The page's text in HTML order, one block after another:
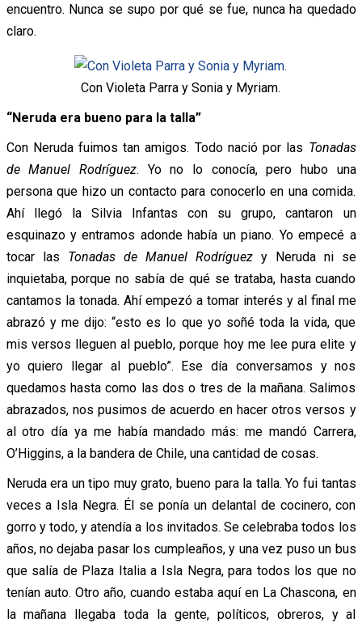
encuentro. Nunca se supo por qué se fue, nunca ha quedado
claro.
Con Violeta Parra y Sonia y Myriam.
“Neruda era bueno para la talla”
Con Neruda fuimos tan amigos. Todo nació por las Tonadas
de Manuel Rodríguez. Yo no lo conocía, pero hubo una
persona que hizo un contacto para conocerlo en una comida.
Ahí llegó la Silvia Infantas con su grupo, cantaron un
esquinazo y entramos adonde había un piano. Yo empecé a
tocar las Tonadas de Manuel Rodríguez y Neruda ni se
inquietaba, porque no sabía de qué se trataba, hasta cuando
cantamos la tonada. Ahí empezó a tomar interés y al final me
abrazó y me dijo: “esto es lo que yo soñé toda la vida, que
mis versos lleguen al pueblo, porque hoy me lee pura elite y
yo quiero llegar al pueblo”. Ese día conversamos y nos
quedamos hasta como las dos o tres de la mañana. Salimos
abrazados, nos pusimos de acuerdo en hacer otros versos y
al otro día ya me había mandado más: me mandó Carrera,
O’Higgins, a la bandera de Chile, una cantidad de cosas.
Neruda era un tipo muy grato, bueno para la talla. Yo fui tantas
veces a Isla Negra. Él se ponía un delantal de cocinero, con
gorro y todo, y atendía a los invitados. Se celebraba todos los
años, no dejaba pasar los cumpleaños, y una vez puso un bus
que salía de Plaza Italia a Isla Negra, para todos los que no
tenían auto. Otro año, cuando estaba aquí en La Chascona, en
la mañana llegaba toda la gente, políticos, obreros, y al